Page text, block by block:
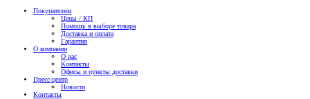
Покупателям
Цены / КП
Помощь в выборе товара
Доставка и оплата
Гарантия
О компании
О нас
Контакты
Офисы и пункты доставки
Пресс-центр
Новости
Контакты